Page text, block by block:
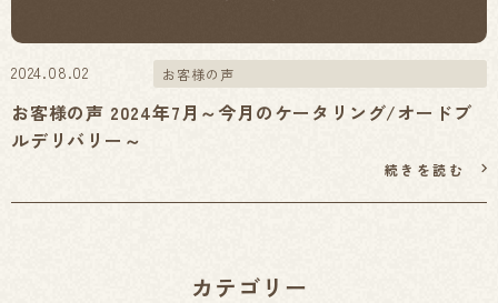
お客様の声
2024.08.02
お客様の声 2024年7月～今月のケータリング/オードブ
ルデリバリー～
続きを読む
カテゴリー